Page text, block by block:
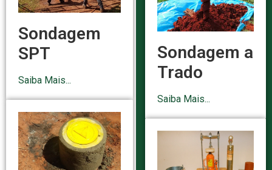
Sondagem
SPT
Saiba Mais...
Sondagem a
Trado
Saiba Mais...